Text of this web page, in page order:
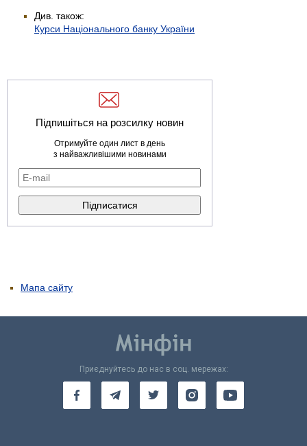
Див. також:
Курси Національного банку України
Підпишіться на розсилку новин
Отримуйте один лист в день
з найважливішими новинами
Мапа сайту
Приєднуйтесь до нас в соц. мережах: